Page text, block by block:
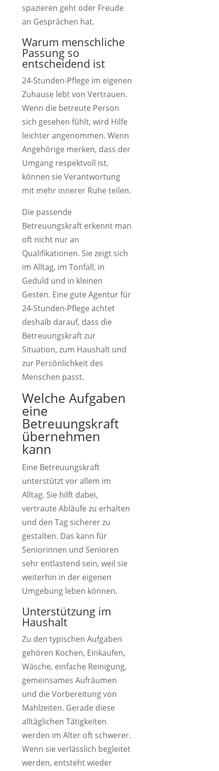
spazieren geht oder Freude
an Gesprächen hat.
Warum menschliche
Passung so
entscheidend ist
24-Stunden-Pflege im eigenen
Zuhause lebt von Vertrauen.
Wenn die betreute Person
sich gesehen fühlt, wird Hilfe
leichter angenommen. Wenn
Angehörige merken, dass der
Umgang respektvoll ist,
können sie Verantwortung
mit mehr innerer Ruhe teilen.
Die passende
Betreuungskraft erkennt man
oft nicht nur an
Qualifikationen. Sie zeigt sich
im Alltag, im Tonfall, in
Geduld und in kleinen
Gesten. Eine gute Agentur für
24-Stunden-Pflege achtet
deshalb darauf, dass die
Betreuungskraft zur
Situation, zum Haushalt und
zur Persönlichkeit des
Menschen passt.
Welche Aufgaben
eine
Betreuungskraft
übernehmen
kann
Eine Betreuungskraft
unterstützt vor allem im
Alltag. Sie hilft dabei,
vertraute Abläufe zu erhalten
und den Tag sicherer zu
gestalten. Das kann für
Seniorinnen und Senioren
sehr entlastend sein, weil sie
weiterhin in der eigenen
Umgebung leben können.
Unterstützung im
Haushalt
Zu den typischen Aufgaben
gehören Kochen, Einkaufen,
Wäsche, einfache Reinigung,
gemeinsames Aufräumen
und die Vorbereitung von
Mahlzeiten. Gerade diese
alltäglichen Tätigkeiten
werden im Alter oft schwerer.
Wenn sie verlässlich begleitet
werden, entsteht wieder